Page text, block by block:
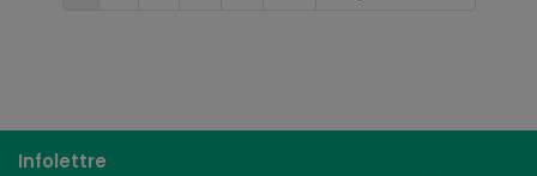
Infolettre